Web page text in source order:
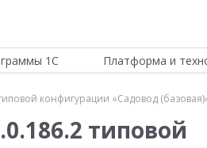
1С Платформа и
конфигурации «Садовод
типовой